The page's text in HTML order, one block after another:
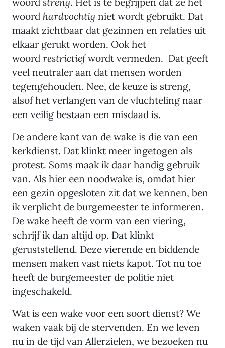
woord hardvochtig niet wordt gebruikt. Dat
maakt zichtbaar dat gezinnen en relaties uit
elkaar gerukt worden. Ook het
woord restrictiefwordt vermeden. Dat geeft
veel neutraler aan dat mensen worden
tegengehouden. Nee, de keuze is streng,
alsof het verlangen van de vluchteling naar
een veilig bestaan een misdaad is.
De andere kant van de wake is die van een
kerkdienst. Dat klinkt meer ingetogen als
protest. Soms maak ik daar handig gebruik
van. Als hier een noodwake is, omdat hier
een gezin opgesloten zit dat we kennen, ben
ik verplicht de burgemeester te informeren.
De wake heeft de vorm van een viering,
schrijf ik dan altijd op. Dat klinkt
geruststellend. Deze vierende en biddende
mensen maken vast niets kapot. Tot nu toe
heeft de burgemeester de politie niet
ingeschakeld.
Wat is een wake voor een soort dienst? We
waken vaak bij de stervenden. En we leven
nu in de tijd van Allerzielen, we bezoeken nu